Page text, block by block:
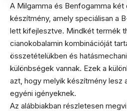
A Milgamma és Benfogamma
készítmény, amely speciálisan a
lett kifejlesztve. Mindkét termék
cianokobalamin kombinációját
összetételükben és
különbségek vannak. Ezek a
azt, hogy melyik készítmény lesz
egyéni igényeknek.
Az alábbiakban részletesen